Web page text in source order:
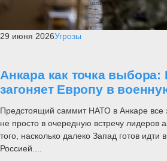
29 июня 2026Угрозы
Анкара как точка
загоняет Европу в
Предстоящий саммит НАТО в Анкаре все
не просто в очередную встречу лидеров
того, насколько далеко Запад готов идти
Россией....